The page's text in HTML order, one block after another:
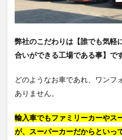
弊社のこだわりは【誰でも気軽
合いができる工場である事】です
どのようなお車であれ、ワンフ
ありません。
輸入車でもファミリーカーやス
が、スーパーカーだからといっ